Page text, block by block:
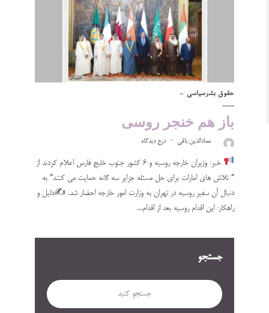
حقوق بشرسیاسی
باز هم خنجر روسی
عمادالدین باقی درج دیدگاه
خبر: وزیران خارجه روسیه و ۶ کشور جنوب خلیج فارس اعلام کردند از
” تلاش های امارات برای حل مسئله جزایر سه گانه حمایت می کنند” به
دنبال آن سفیر روسیه در تهران به وزارت امور خارجه احضار شد. ✍دلیل و
راهکار: این اقدام روسیه بعد از اقدام...
جستجو